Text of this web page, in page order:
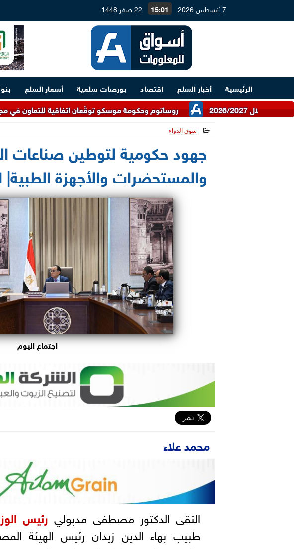
7 أغسطس 2026 15:01 22 صفر 1448
الرئيسية أخبار السلع اقتصاد بورصات سلعية أسعار السلع
روساتوم وحكومة موسكو توقّعان اتفاقية للتعاون في مجال حماية البيئة
سوق الدواء
جهود حكومية لتوطين صناعات
والمستحضرات والأجهزة الطبية|
اجتماع اليوم
محمد علاء
التقى الدكتور مصطفى مدبولي رئيس
طبيب بهاء الدين زيدان رئيس الهيئة